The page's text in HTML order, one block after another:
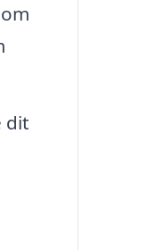
dit